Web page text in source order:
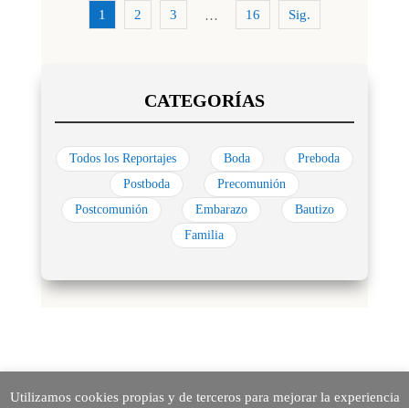
1 2 3 … 16 Sig.
Todos los Reportajes Boda
Preboda
Postboda
Precomunión
Postcomunión
Embarazo
Bautizo
Familia
Utilizamos cookies propias y de terceros para mejorar la experiencia